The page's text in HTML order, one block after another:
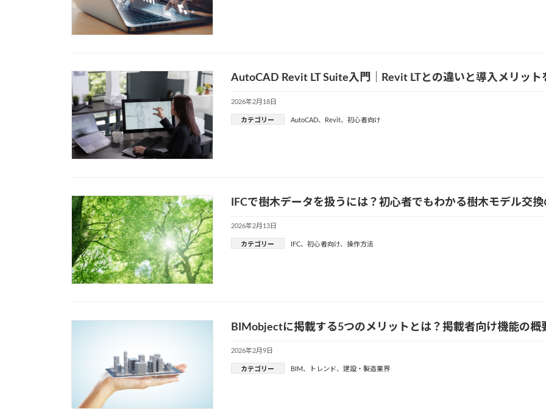
AutoCAD Revit LT Suite入門｜Revit LTとの違いと導入メリット
2026年2月18日
カテゴリー AutoCAD、 Revit、 初心者向け
IFCで樹木データを扱うには？初心者でもわかる樹木モデル交
2026年2月13日
カテゴリー IFC、 初心者向け、 操作方法
BIMobjectに掲載する5つのメリットとは？掲載者向け機能の概
2026年2月9日
カテゴリー BIM、 トレンド、 建設・製造業界